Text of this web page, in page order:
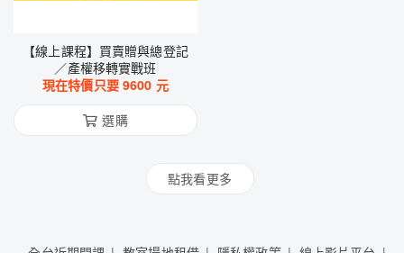
【線上課程】買賣贈與總登記
／產權移轉實戰班
現在特價只要9600 元
選購
點我看更多